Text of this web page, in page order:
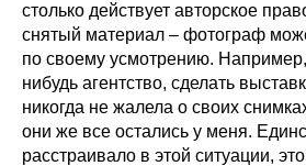
столько действует авторское
снятый материал – фотограф
по своему усмотрению.
нибудь агентство, сделать
никогда не жалела о своих
они же все остались у меня.
расстраивало в этой ситуации,